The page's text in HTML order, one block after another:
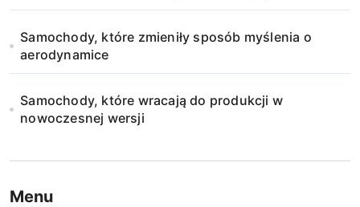
Samochody, które zmieniły sposób myślenia o
aerodynamice
Samochody, które wracają do produkcji w
nowoczesnej wersji
Menu